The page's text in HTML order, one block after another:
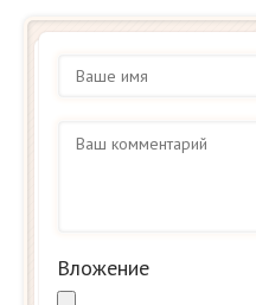
Вложение